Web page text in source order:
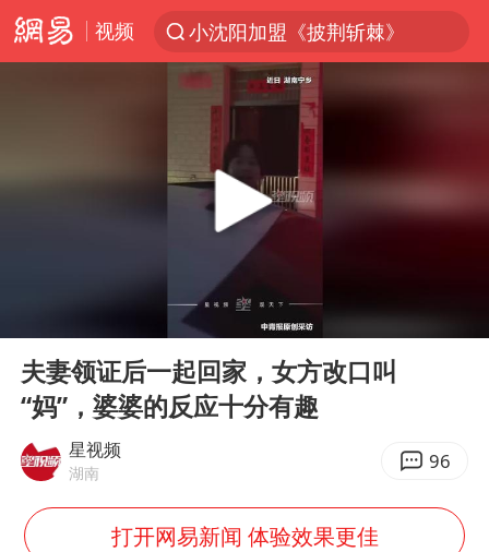
视频
小沈阳加盟《披荆斩棘》
白海豚雨量超越利奇马、巴威
人形机器人第一股
上海地铁4条线路全线停运
宇树申购 中一签有望赚20万元
4.2平卫生间补漏注胶花1.55万
白海豚路径图
律师谈贾冰私人饭局被偷拍
Play
夫妻领证后一起回家，女方改口叫
“妈”，婆婆的反应十分有趣
星视频
湖南 96
打开网易新闻 体验效果更佳